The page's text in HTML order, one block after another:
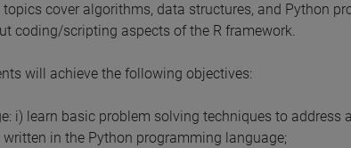
cover algorithms, data structures, and Python
coding/scripting aspects of the R framework.
will achieve the following objectives:
i) learn basic problem solving techniques to
in the Python programming language;